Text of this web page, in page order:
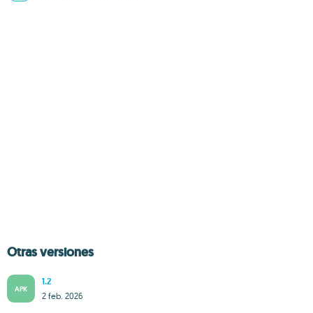
Otras versiones
APK
1.2
2 feb. 2026